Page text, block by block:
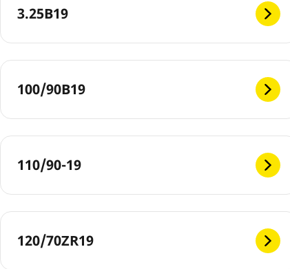
3.25B19
100/90B19
110/90-19
120/70ZR19